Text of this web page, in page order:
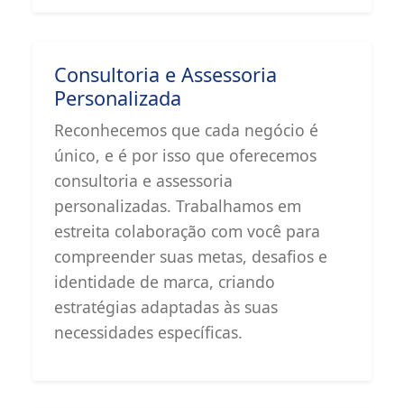
Consultoria e Assessoria
Personalizada
Reconhecemos que cada negócio é
único, e é por isso que oferecemos
consultoria e assessoria
personalizadas. Trabalhamos em
estreita colaboração com você para
compreender suas metas, desafios e
identidade de marca, criando
estratégias adaptadas às suas
necessidades específicas.